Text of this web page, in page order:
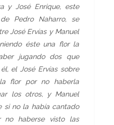
y José Enrique, este
Pedro Naharro, se
José Ervías y Manuel
éste una flor la
jugando dos que
el José Ervías sobre
flor por no haberla
los otros, y Manuel
si no la había cantado
no haberse visto las